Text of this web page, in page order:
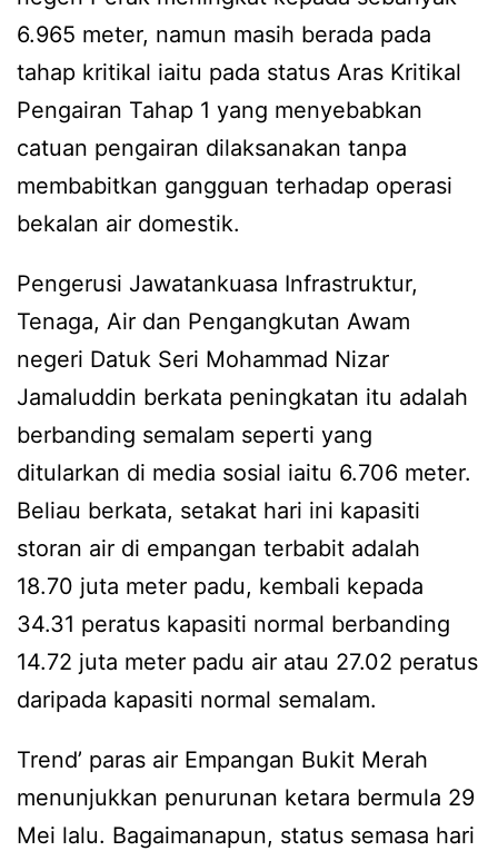
6.965 meter, namun masih berada pada
tahap kritikal iaitu pada status Aras Kritikal
Pengairan Tahap 1 yang menyebabkan
catuan pengairan dilaksanakan tanpa
membabitkan gangguan terhadap operasi
bekalan air domestik.
Pengerusi Jawatankuasa Infrastruktur,
Tenaga, Air dan Pengangkutan Awam
negeri Datuk Seri Mohammad Nizar
Jamaluddin berkata peningkatan itu adalah
berbanding semalam seperti yang
ditularkan di media sosial iaitu 6.706 meter.
Beliau berkata, setakat hari ini kapasiti
storan air di empangan terbabit adalah
18.70 juta meter padu, kembali kepada
34.31 peratus kapasiti normal berbanding
14.72 juta meter padu air atau 27.02 peratus
daripada kapasiti normal semalam.
Trend’ paras air Empangan Bukit Merah
menunjukkan penurunan ketara bermula 29
Mei lalu. Bagaimanapun, status semasa hari